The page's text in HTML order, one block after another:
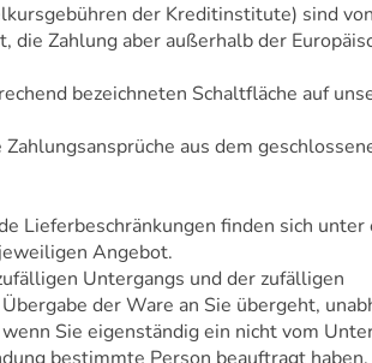
der Kreditinstitute) sind
Zahlung aber außerhalb der
bezeichneten Schaltfläche auf
aus dem
Lieferbeschränkungen finden sich unter
Angebot.
Untergangs und der zufälligen
der Ware an Sie übergeht,
Sie eigenständig ein nicht vom